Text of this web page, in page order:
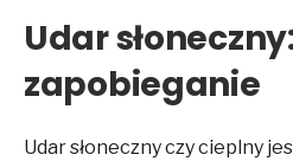
Udar
zapobieganie
Udar słoneczny czy cieplny